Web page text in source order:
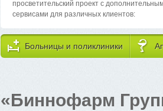
просветительский проект с
сервисами для различных клиентов:
Больницы и поликлиники
«Биннофарм